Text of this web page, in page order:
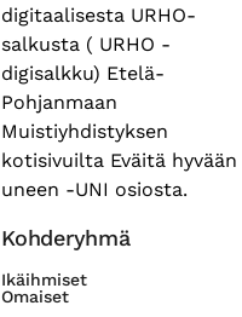
digitaalisesta URHO-
salkusta ( URHO -
digisalkku) Etelä-
Pohjanmaan
Muistiyhdistyksen
kotisivuilta Eväitä hyvään
uneen -UNI osiosta.
Kohderyhmä
Ikäihmiset
Omaiset